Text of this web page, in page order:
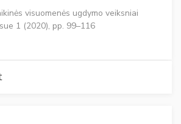
visuomenės ugdymo veiksniai
1 (2020), pp. 99–116